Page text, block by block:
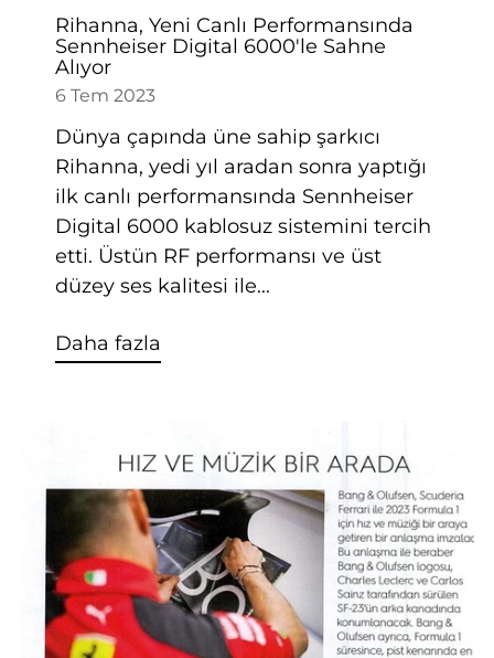
Rihanna, Yeni Canlı Performansında
Sennheiser Digital 6000'le Sahne
Alıyor
6 Tem 2023
Dünya çapında üne sahip şarkıcı
Rihanna, yedi yıl aradan sonra yaptığı
ilk canlı performansında Sennheiser
Digital 6000 kablosuz sistemini tercih
etti. Üstün RF performansı ve üst
düzey ses kalitesi ile...
Daha fazla